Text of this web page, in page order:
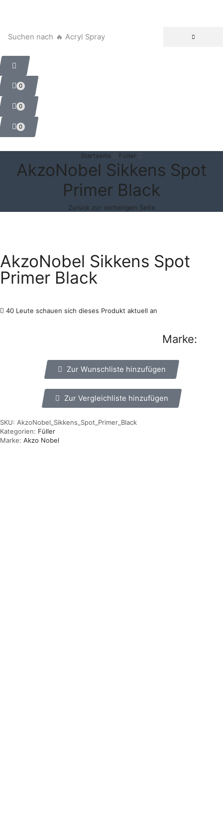
Suchen nach 🔥 Acryl Spray
0
0
0
Startseite Füller
AkzoNobel Sikkens Spot
Primer Black
Zurück zur vorherigen Seite
AkzoNobel Sikkens Spot
Primer Black
40 Leute schauen sich dieses Produkt aktuell an
Marke:
Zur Wunschliste hinzufügen
Zur Vergleichliste hinzufügen
SKU: AkzoNobel_Sikkens_Spot_Primer_Black
Kategorien: Füller
Marke: Akzo Nobel